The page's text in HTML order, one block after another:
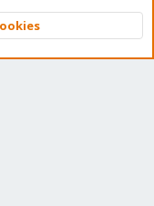
XenForo Ltd.
Top